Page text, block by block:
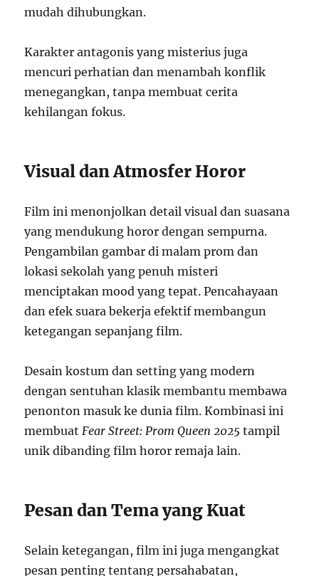
mudah dihubungkan.
Karakter antagonis yang misterius juga
mencuri perhatian dan menambah konflik
menegangkan, tanpa membuat cerita
kehilangan fokus.
Visual dan Atmosfer Horor
Film ini menonjolkan detail visual dan suasana
yang mendukung horor dengan sempurna.
Pengambilan gambar di malam prom dan
lokasi sekolah yang penuh misteri
menciptakan mood yang tepat. Pencahayaan
dan efek suara bekerja efektif membangun
ketegangan sepanjang film.
Desain kostum dan setting yang modern
dengan sentuhan klasik membantu membawa
penonton masuk ke dunia film. Kombinasi ini
membuat Fear Street: Prom Queen 2025 tampil
unik dibanding film horor remaja lain.
Pesan dan Tema yang Kuat
Selain ketegangan, film ini juga mengangkat
pesan penting tentang persahabatan,